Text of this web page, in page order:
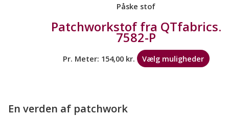
Påske stof
Patchworkstof fra QTfabrics.
7582-P
Pr. Meter: 154,00 kr. Vælg muligheder
En verden af patchwork